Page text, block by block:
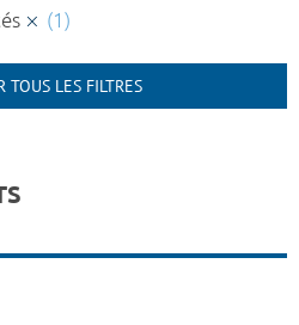
(1)
TOUS LES FILTRES